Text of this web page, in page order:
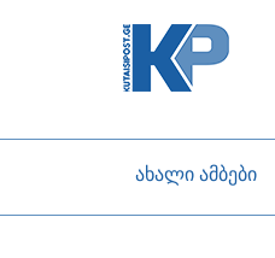
ახალი ამბები